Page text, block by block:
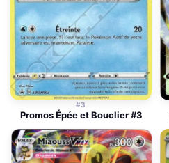
#3
Promos Épée et Bouclier #3